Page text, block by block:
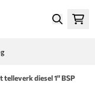
telleverk diesel 1" BSP